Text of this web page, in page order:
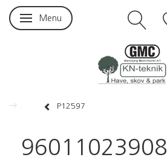
Skifte navigation
Menu
P12597
96011023908